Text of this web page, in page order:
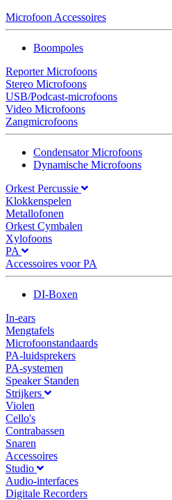
Microfoon Accessoires
Boompoles
Reporter Microfoons
Stereo Microfoons
USB/Podcast-microfoons
Video Microfoons
Zangmicrofoons
Condensator Microfoons
Dynamische Microfoons
Orkest Percussie
Klokkenspelen
Metallofonen
Orkest Cymbalen
Xylofoons
PA
Accessoires voor PA
DI-Boxen
In-ears
Mengtafels
Microfoonstandaards
PA-luidsprekers
PA-systemen
Speaker Standen
Strijkers
Violen
Cello's
Contrabassen
Snaren
Accessoires
Studio
Audio-interfaces
Digitale Recorders